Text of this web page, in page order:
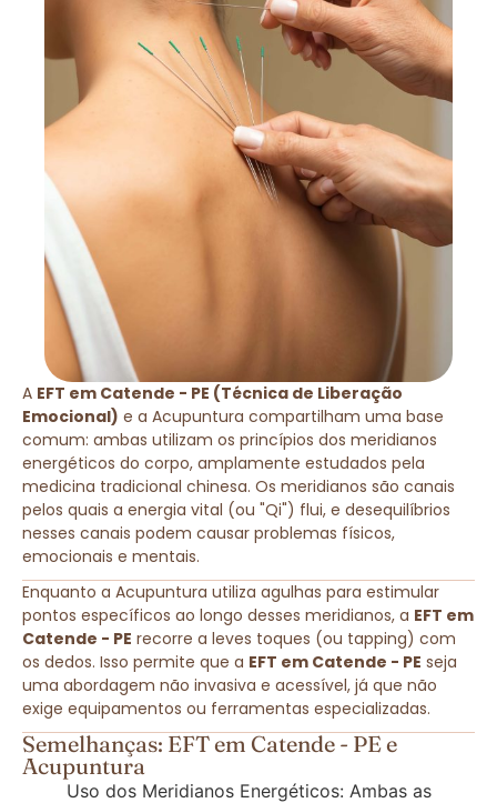
A EFT em Catende - PE (Técnica de Liberação
Emocional) e a Acupuntura compartilham uma base
comum: ambas utilizam os princípios dos meridianos
energéticos do corpo, amplamente estudados pela
medicina tradicional chinesa. Os meridianos são canais
pelos quais a energia vital (ou "Qi") flui, e desequilíbrios
nesses canais podem causar problemas físicos,
emocionais e mentais.
Enquanto a Acupuntura utiliza agulhas para estimular
pontos específicos ao longo desses meridianos, a EFT em
Catende - PE recorre a leves toques (ou tapping) com
os dedos. Isso permite que a EFT em Catende - PE seja
uma abordagem não invasiva e acessível, já que não
exige equipamentos ou ferramentas especializadas.
Semelhanças: EFT em Catende - PE e
Acupuntura
Uso dos Meridianos Energéticos: Ambas as